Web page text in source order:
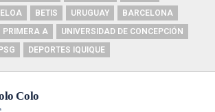
BETIS URUGUAY
BARCELONA
PRIMERA A
UNIVERSIDAD DE CONCEPCIÓN
DEPORTES IQUIQUE